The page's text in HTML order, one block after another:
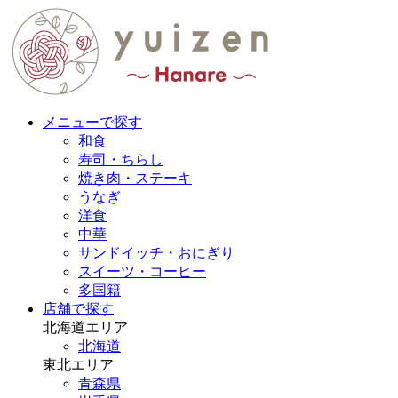
メニューで探す
和食
寿司・ちらし
焼き肉・ステーキ
うなぎ
洋食
中華
サンドイッチ・おにぎり
スイーツ・コーヒー
多国籍
店舗で探す
北海道エリア
北海道
東北エリア
青森県